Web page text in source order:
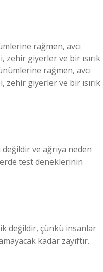
rağmen, avcı
giyerler ve bir ısırık
rağmen, avcı
giyerler ve bir ısırık
ve ağrıya neden
test deneklerinin
değildir, çünkü insanlar
kadar zayıftır.